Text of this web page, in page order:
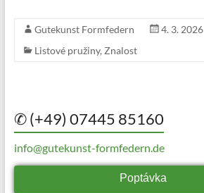
Gutekunst Formfedern
4. 3. 2026
Listové pružiny, Znalost
✆ (+49) 07445 85160
info@gutekunst-formfedern.de
Poptávka